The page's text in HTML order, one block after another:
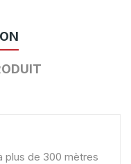
plus de 300 mètres